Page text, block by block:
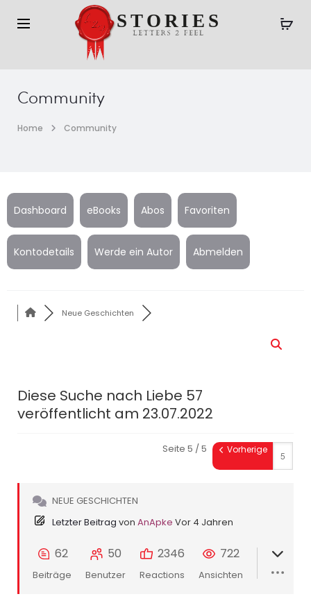
Community
Home Community
Dashboard eBooks Abos Favoriten
Kontodetails Werde ein Autor Abmelden
Neue Geschichten
Diese Suche nach Liebe 57
veröffentlicht am 23.07.2022
Seite 5 / 5 Vorherige
NEUE GESCHICHTEN
Letzter Beitrag von AnApke Vor 4 Jahren
62
Beiträge
50
Benutzer
2346
Reactions
722
Ansichten